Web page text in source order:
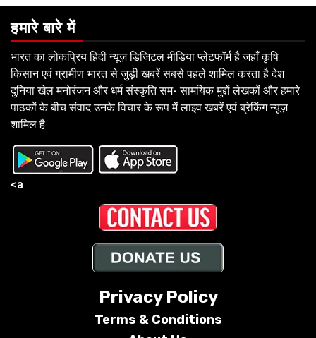
हमारे बारे में
भारत का लोकप्रिय हिंदी न्यूज़ डिजिटल मीडिया प्लेटफॉर्म है जहाँ कृषि
किसान एवं ग्रामीण भारत से जुड़ी खबरें सबसे पहले शामिल करता है देश
दुनिया खेल मनोरंजन और धर्म संस्कृति सम- सामयिक मुद्दों लेखकों और हमारे
पाठकों के बीच संवाद उनके विचार के रूप में लाइव खबरें एवं ब्रेकिंग न्यूज़
शामिल है
<a
Privacy Policy
Terms & Conditions